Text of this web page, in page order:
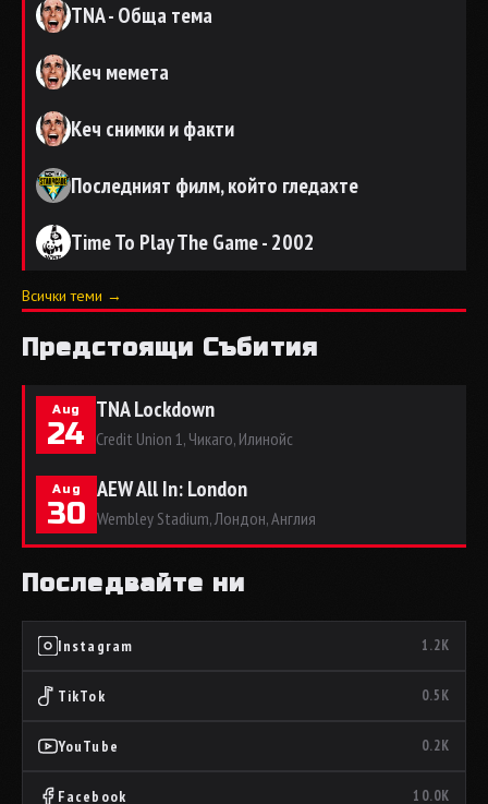
TNA - Обща тема
Кеч мемета
Кеч снимки и факти
Последният филм, който гледахте
Time To Play The Game - 2002
Всички теми →
Предстоящи Събития
Aug
24
TNA Lockdown
Credit Union 1, Чикаго, Илинойс
Aug
30
AEW All In: London
Wembley Stadium, Лондон, Англия
Последвайте ни
Instagram 1.2K
TikTok 0.5K
YouTube 0.2K
Facebook 10.0K